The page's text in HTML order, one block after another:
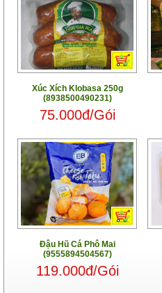
Xúc Xích Klobasa 250g
(8938500490231)
75.000đ/Gói
Đậu Hũ Cá Phô Mai
(9555894504567)
119.000đ/Gói